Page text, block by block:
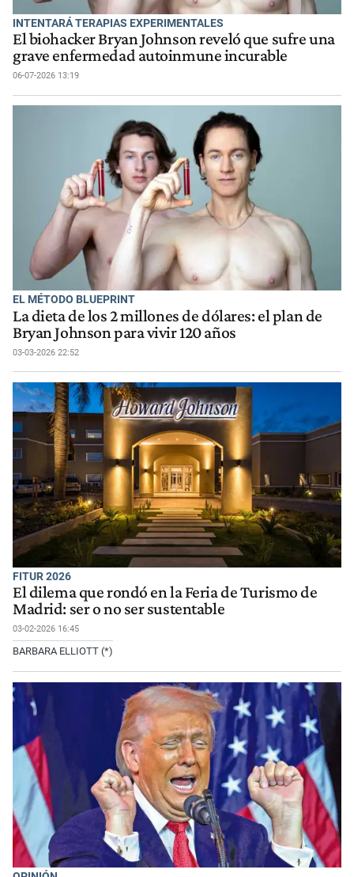
INTENTARÁ TERAPIAS EXPERIMENTALES
El biohacker Bryan Johnson reveló que sufre una
grave enfermedad autoinmune incurable
06-07-2026 13:19
EL MÉTODO BLUEPRINT
La dieta de los 2 millones de dólares: el plan de
Bryan Johnson para vivir 120 años
03-03-2026 22:52
FITUR 2026
El dilema que rondó en la Feria de Turismo de
Madrid: ser o no ser sustentable
03-02-2026 16:45
BARBARA ELLIOTT (*)